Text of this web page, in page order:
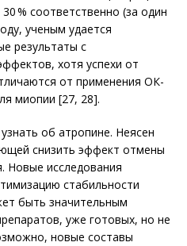
% соответственно (за один
ученым удается
результаты с
хотя успехи от
от применения ОК-
миопии [27, 28].
об атропине. Неясен
снизить эффект отмены
Новые исследования
стабильности
быть значительным
уже готовых, но не
новые составы